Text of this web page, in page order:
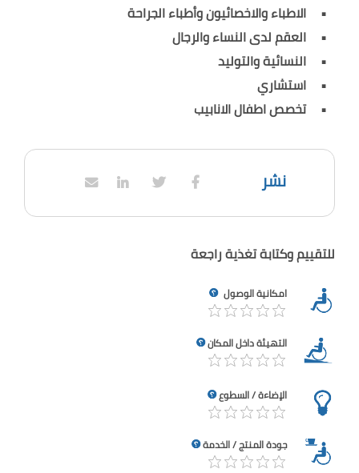
الاطباء والاخصائيون وأطباء الجراحة
العقم لدى النساء والرجال
النسائية والتوليد
استشاري
تخصص اطفال الانابيب
نشر
للتقييم وكتابة تغذية راجعة
امكانية الوصول
التهيئة داخل المكان
الإضاءة / السطوع
جودة المنتج / الخدمة